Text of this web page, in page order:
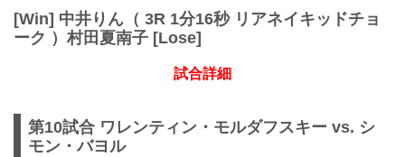
[Win] 中井りん（ 3R 1分16秒 リアネイキッドチョ
ーク ）村田夏南子 [Lose]
試合詳細
第10試合 ワレンティン・モルダフスキー vs. シ
モン・バヨル